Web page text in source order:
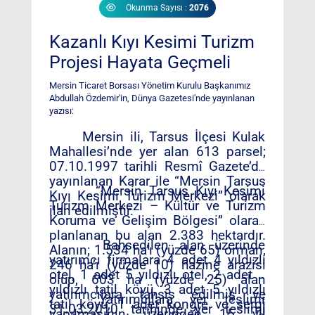
Okunma Sayısı : 2076
Kazanlı Kıyı Kesimi Turizm
Projesi Hayata Geçmeli
Mersin Ticaret Borsası Yönetim Kurulu Başkanımız
Abdullah Özdemir'in, Dünya Gazetesi'nde yayınlanan
yazısı:
Mersin ili, Tarsus İlçesi Kulak
Mahallesi’nde yer alan 613 parsel;
07.10.1997 tarihli Resmî Gazete’de
yayınlanan Karar ile “Mersin Tarsus
Kıyı Kesimi Turizm Merkezi” olarak
ilan edilmiştir.
“Mersin Tarsus Kıyı Kesimi
Turizm Merkezi – Kültür ve Turizm
Koruma ve Gelişim Bölgesi” olarak
planlanan bu alan 2.383 hektardır.
Alanın; 1.534 ha’ı (yüzde 65) orman,
246 ha’ı (yüzde 10) hazine arazisi
olup, 603 ha (yüzde 25) alan
yatırımcılara tahsis edilmiş ve
31.03.2010 tarihinde yer teslimi
Bahsedilen alan üzerinde
yatırımcı firmalara 4 adet 4 yıldızlı
otel, 1 adet 5 yıldızlı otel, 2 adet 4
yıldızlı tatil köyü, 3 adet 5 yıldızlı
tatil köyü, 1 adet kongre ve sergi
Yatırımcılara yer teslimi